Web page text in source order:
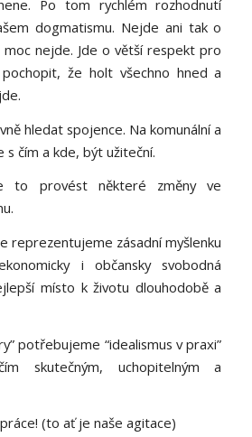
Po tom rychlém rozhodnutí
dogmatismu. Nejde ani tak o
nejde. Jde o větší respekt pro
že holt všechno hned a
hledat spojence. Na komunální a
s čím a kde, být užiteční.
to provést některé změny ve
reprezentujeme zásadní myšlenku
i občansky svobodná
místo k životu dlouhodobě a
potřebujeme “idealismus v praxi”
skutečným, uchopitelným a
(to ať je naše agitace)